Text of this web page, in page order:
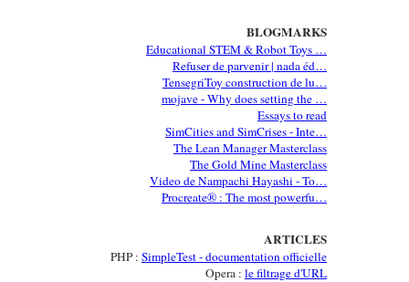
BLOGMARKS
Educational STEM & Robot Toys …
Refuser de parvenir | nada éd…
TensegriToy construction de lu…
mojave - Why does setting the …
Essays to read
SimCities and SimCrises - Inte…
The Lean Manager Masterclass
The Gold Mine Masterclass
Video de Nampachi Hayashi - To…
Procreate® : The most powerfu…
ARTICLES
PHP : SimpleTest - documentation officielle
Opera : le filtrage d'URL